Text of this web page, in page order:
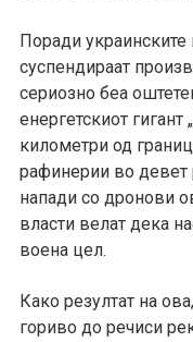
Поради
суспендираат
сериозно беа
енергетскиот
километри од
рафинерии во девет
напади со дронови
власти велат дека
воена цел.
Како резултат на
гориво до речиси